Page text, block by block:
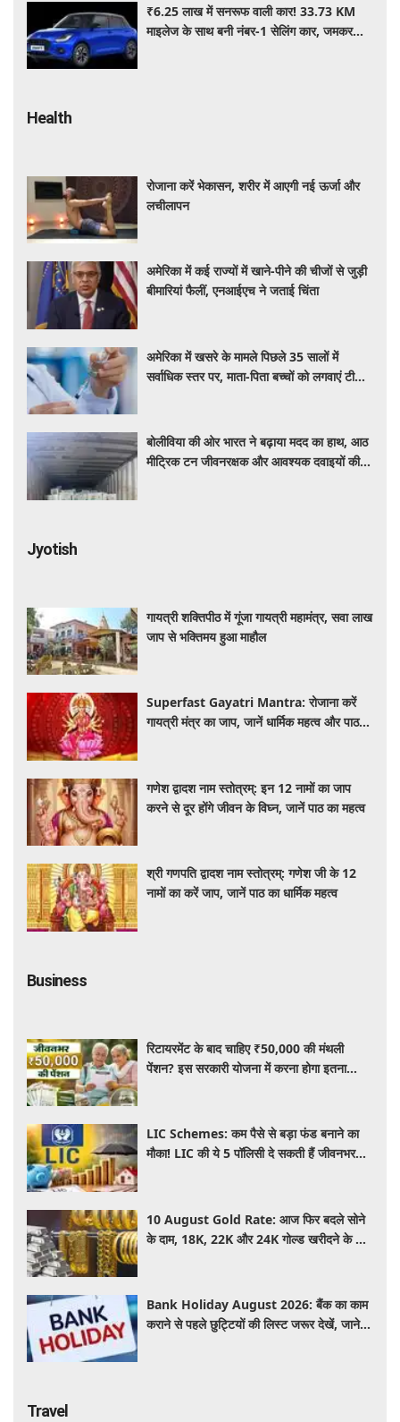
₹6.25 लाख में सनरूफ वाली कार! 33.73 KM
माइलेज के साथ बनी नंबर-1 सेलिंग कार, जमकर
Health
रोजाना करें भेकासन, शरीर में आएगी नई ऊर्जा और
लचीलापन
अमेरिका में कई राज्यों में खाने-पीने की चीजों से जुड़ी
बीमारियां फैलीं, एनआईएच ने जताई चिंता
अमेरिका में खसरे के मामले पिछले 35 सालों में
सर्वाधिक स्तर पर, माता-पिता बच्चों को लगवाएं टीके :
बोलीविया की ओर भारत ने बढ़ाया मदद का हाथ, आठ
मीट्रिक टन जीवनरक्षक और आवश्यक दवाइयों की
Jyotish
गायत्री शक्तिपीठ में गूंजा गायत्री महामंत्र, सवा लाख
जाप से भक्तिमय हुआ माहौल
Superfast Gayatri Mantra: रोजाना करें
गायत्री मंत्र का जाप, जानें धार्मिक महत्व और पाठ
गणेश द्वादश नाम स्तोत्रम्: इन 12 नामों का जाप
करने से दूर होंगे जीवन के विघ्न, जानें पाठ का महत्व
श्री गणपति द्वादश नाम स्तोत्रम्: गणेश जी के 12
नामों का करें जाप, जानें पाठ का धार्मिक महत्व
Business
रिटायरमेंट के बाद चाहिए ₹50,000 की मंथली
पेंशन? इस सरकारी योजना में करना होगा इतना
LIC Schemes: कम पैसे से बड़ा फंड बनाने का
मौका! LIC की ये 5 पॉलिसी दे सकती हैं जीवनभर
10 August Gold Rate: आज फिर बदले सोने
के दाम, 18K, 22K और 24K गोल्ड खरीदने के लिए
Bank Holiday August 2026: बैंक का काम
कराने से पहले छुट्टियों की लिस्ट जरूर देखें, जाने
Travel